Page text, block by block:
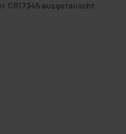
CR17345 ausgetauscht